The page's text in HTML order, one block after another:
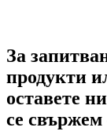
За
продукти
оставете
се свържем